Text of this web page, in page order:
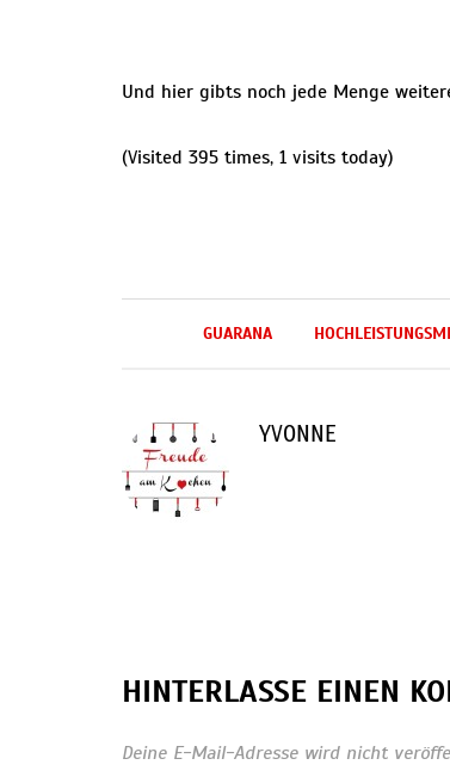
Und hier gibts noch jede Menge
(Visited 395 times, 1 visits today)
GUARANA
YVONNE
HINTERLASSE EINEN
Deine E-Mail-Adresse wird nicht